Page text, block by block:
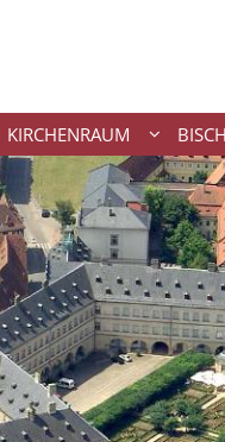
KIRCHENRAUM